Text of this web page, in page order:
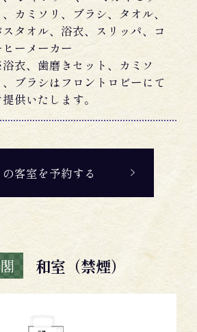
、カミソリ、ブラシ、タオル、
タオル、浴衣、スリッパ、コ
ヒーメーカー
衣、歯磨きセット、カミソ
、ブラシはフロントロビーにて
提供いたします。
の客室を予約する
和室（禁煙）